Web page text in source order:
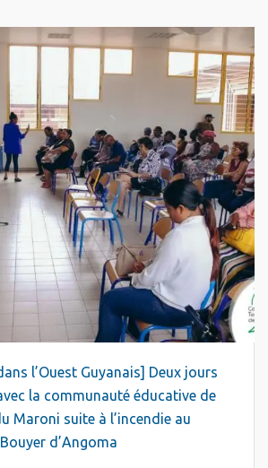
l’Ouest Guyanais] Deux jours
la communauté éducative de
Maroni suite à l’incendie au
d’Angoma